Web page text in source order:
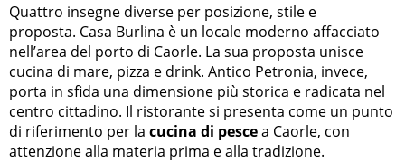
Quattro insegne diverse per posizione, stile e
proposta. Casa Burlina è un locale moderno affacciato
nell’area del porto di Caorle. La sua proposta unisce
cucina di mare, pizza e drink. Antico Petronia, invece,
porta in sfida una dimensione più storica e radicata nel
centro cittadino. Il ristorante si presenta come un punto
di riferimento per la cucina di pescea Caorle, con
attenzione alla materia prima e alla tradizione.